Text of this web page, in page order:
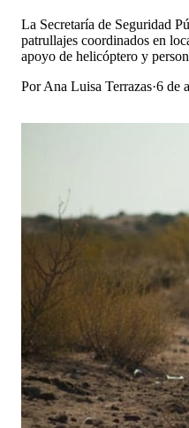
La Secretaría de Seguridad
patrullajes coordinados en
apoyo de helicóptero y
PorAna Luisa Terrazas·6 de